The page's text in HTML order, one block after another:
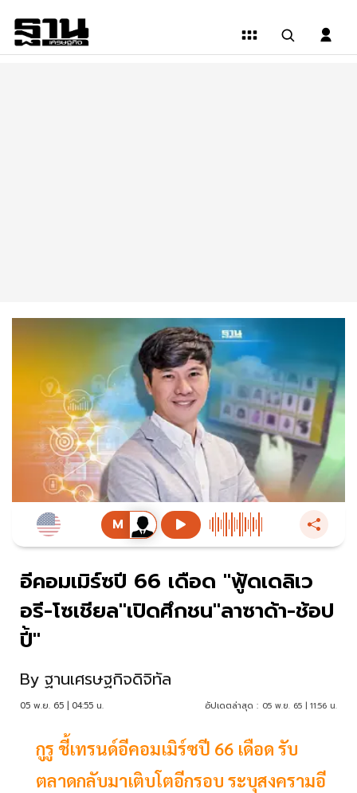
อีคอมเมิร์ซปี 66 เดือด "ฟู้ดเดลิเว
อรี-โซเชียล"เปิดศึกชน"ลาซาด้า-ช้อป
ปี้"
By ฐานเศรษฐกิจดิจิทัล
05 พ.ย. 65 | 04:55 น. อัปเดตล่าสุด : 05 พ.ย. 65 | 11:56 น.
กูรู ชี้เทรนด์อีคอมเมิร์ซปี 66 เดือด รับ
ตลาดกลับมาเติบโตอีกรอบ ระบุสงครามอี